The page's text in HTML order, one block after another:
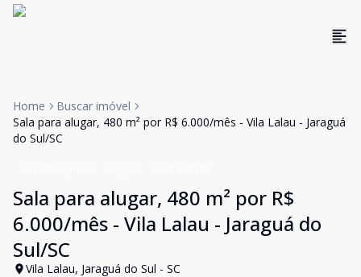
Home
Buscar imóvel
Sala para alugar, 480 m² por R$ 6.000/mês - Vila Lalau - Jaraguá
do Sul/SC
Sala para alugar, 480 m² por R$
6.000/mês - Vila Lalau - Jaraguá do
Sul/SC
Vila Lalau, Jaraguá do Sul - SC